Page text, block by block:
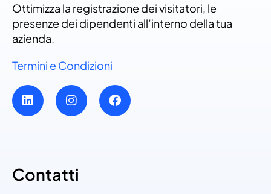
Ottimizza la registrazione dei visitatori, le
presenze dei dipendenti all’interno della tua
azienda.
Termini e Condizioni
Contatti